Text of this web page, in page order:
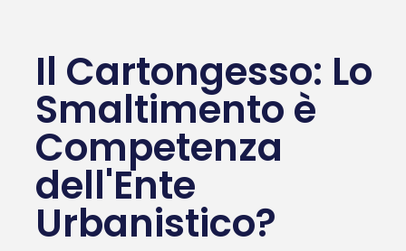
Il Cartongesso: Lo
Smaltimento è
Competenza
dell'Ente
Urbanistico?